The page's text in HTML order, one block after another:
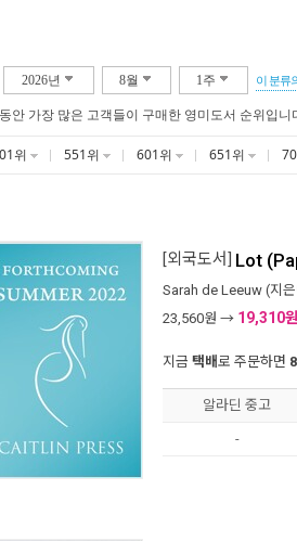
2026년 8월 1주 이 분류
안 가장 많은 고객들이 구매한 영미도서 순위입니
위 551위 601위 651위
[외국도서] Lot
Sarah de Leeuw (지
23,560원 → 19,310원
지금 택배로 주문하면
알라딘 중고
-